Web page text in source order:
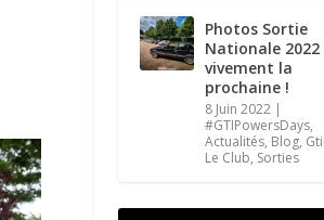
Photos Sortie
Nationale 2022
vivement la
prochaine !
8 Juin 2022|
#GTIPowersDays,
Actualités, Blog,
Le Club, Sorties